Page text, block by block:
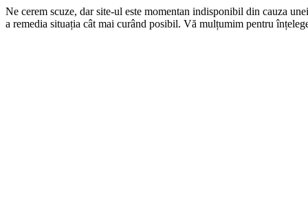
Ne cerem scuze, dar site-ul este momentan indisponibil din cauza
a remedia situația cât mai curând posibil. Vă mulțumim pentru